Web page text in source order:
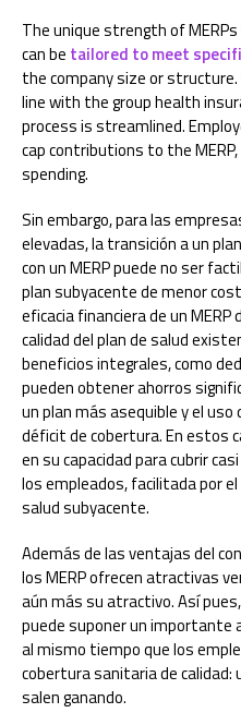
The unique strength of
can be tailored to meet
the company size or structure.
line with the group health
process is streamlined.
cap contributions to the
spending.
Sin embargo, para las
elevadas, la transición a un
con un MERP puede no ser
plan subyacente de menor
eficacia financiera de un
calidad del plan de salud
beneficios integrales, como
pueden obtener ahorros
un plan más asequible y el uso
déficit de cobertura. En estos
en su capacidad para cubrir
los empleados, facilitada por
salud subyacente.
Además de las ventajas del
los MERP ofrecen atractivas
aún más su atractivo. Así
puede suponer un importante
al mismo tiempo que los
cobertura sanitaria de calidad:
salen ganando.